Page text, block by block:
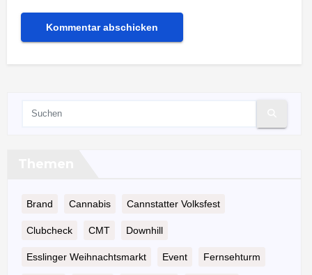
Brand Cannabis Cannstatter Volksfest
Clubcheck CMT Downhill
Esslinger Weihnachtsmarkt Event Fernsehturm